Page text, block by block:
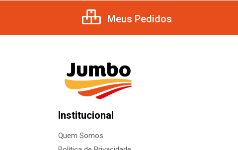
Meus Pedidos
Institucional
Quem Somos